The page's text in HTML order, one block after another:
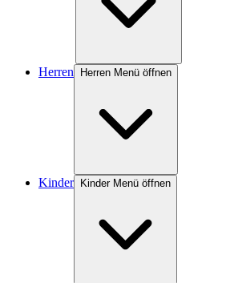
Herren Herren Menü öffnen
Kinder Kinder Menü öffnen